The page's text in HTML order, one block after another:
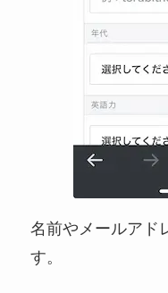
名前やメールアド
す。